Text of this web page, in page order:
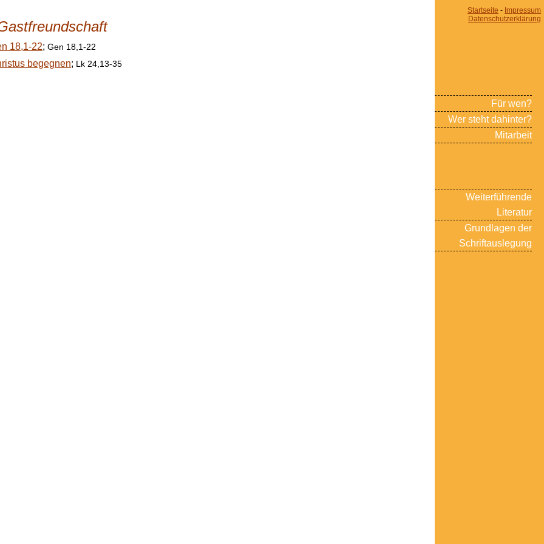
18,1-22; Gen 18,1-22
begegnen; Lk 24,13-35
Für wen?
Wer steht dahinter?
Mitarbeit
Weiterführende
Literatur
Grundlagen der
Schriftauslegung
Startseite - Impressum
Datenschutzerklärung